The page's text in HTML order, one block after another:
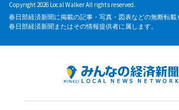
Copyright 2026 Local Walker All rights reserved.
春日部経済新聞に掲載の記事・写真・図表などの無断転載
春日部経済新聞またはその情報提供者に属します。